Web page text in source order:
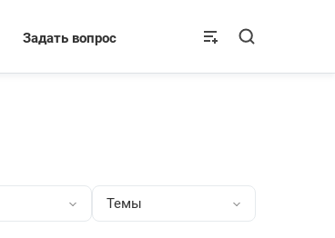
Задать вопрос
Темы